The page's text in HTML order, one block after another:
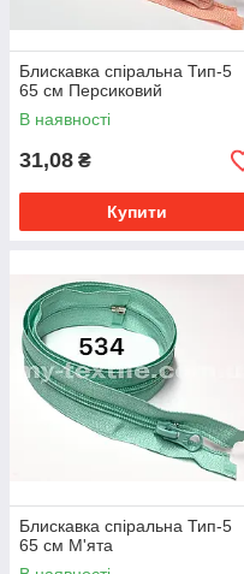
Блискавка спіральна Тип-5
65 см Персиковий
В наявності
31,08 ₴
Купити
Блискавка спіральна Тип-5
65 см М'ята